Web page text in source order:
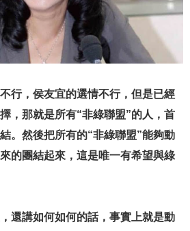
行，侯友宜的選情不行，但是已經
，那就是所有“非綠聯盟”的人，首
。然後把所有的“非綠聯盟”能夠動
的團結起來，這是唯一有希望與綠
還講如何如何的話，事實上就是動